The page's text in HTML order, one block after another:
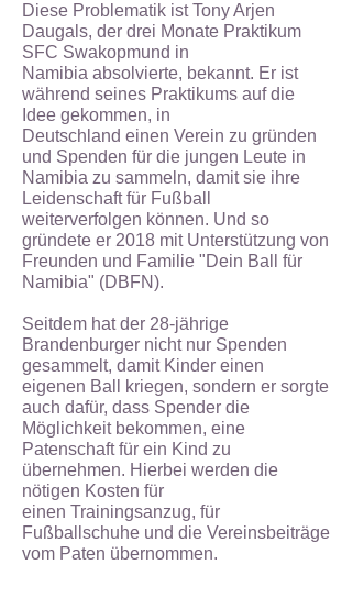
Diese Problematik ist Tony Arjen
Daugals, der drei Monate Praktikum
SFC Swakopmund in
Namibia absolvierte, bekannt. Er ist
während seines Praktikums auf die
Idee gekommen, in
Deutschland einen Verein zu gründen
und Spenden für die jungen Leute in
Namibia zu sammeln, damit sie ihre
Leidenschaft für Fußball
weiterverfolgen können. Und so
gründete er 2018 mit Unterstützung von
Freunden und Familie "Dein Ball für
Namibia" (DBFN).
Seitdem hat der 28-jährige
Brandenburger nicht nur Spenden
gesammelt, damit Kinder einen
eigenen Ball kriegen, sondern er sorgte
auch dafür, dass Spender die
Möglichkeit bekommen, eine
Patenschaft für ein Kind zu
übernehmen. Hierbei werden die
nötigen Kosten für
einen Trainingsanzug, für
Fußballschuhe und die Vereinsbeiträge
vom Paten übernommen.